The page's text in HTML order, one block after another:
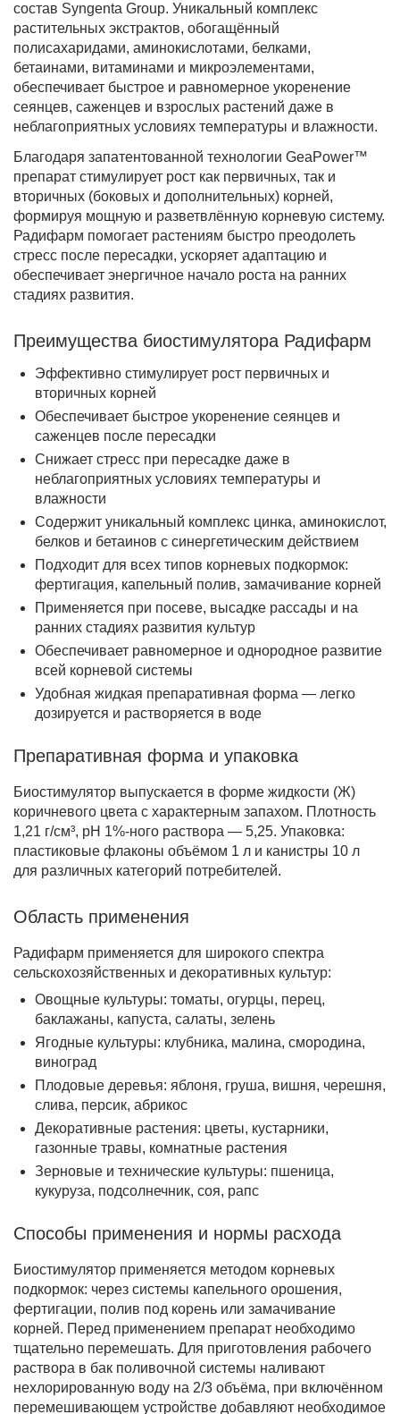
состав Syngenta Group. Уникальный комплекс
растительных экстрактов, обогащённый
полисахаридами, аминокислотами, белками,
бетаинами, витаминами и микроэлементами,
обеспечивает быстрое и равномерное укоренение
сеянцев, саженцев и взрослых растений даже в
неблагоприятных условиях температуры и влажности.
Благодаря запатентованной технологии GeaPower™
препарат стимулирует рост как первичных, так и
вторичных (боковых и дополнительных) корней,
формируя мощную и разветвлённую корневую систему.
Радифарм помогает растениям быстро преодолеть
стресс после пересадки, ускоряет адаптацию и
обеспечивает энергичное начало роста на ранних
стадиях развития.
Преимущества биостимулятора Радифарм
Эффективно стимулирует рост первичных и
вторичных корней
Обеспечивает быстрое укоренение сеянцев и
саженцев после пересадки
Снижает стресс при пересадке даже в
неблагоприятных условиях температуры и
влажности
Содержит уникальный комплекс цинка, аминокислот,
белков и бетаинов с синергетическим действием
Подходит для всех типов корневых подкормок:
фертигация, капельный полив, замачивание корней
Применяется при посеве, высадке рассады и на
ранних стадиях развития культур
Обеспечивает равномерное и однородное развитие
всей корневой системы
Удобная жидкая препаративная форма — легко
дозируется и растворяется в воде
Препаративная форма и упаковка
Биостимулятор выпускается в форме жидкости (Ж)
коричневого цвета с характерным запахом. Плотность
1,21 г/см³, pH 1%-ного раствора — 5,25. Упаковка:
пластиковые флаконы объёмом 1 л и канистры 10 л
для различных категорий потребителей.
Область применения
Радифарм применяется для широкого спектра
сельскохозяйственных и декоративных культур:
Овощные культуры: томаты, огурцы, перец,
баклажаны, капуста, салаты, зелень
Ягодные культуры: клубника, малина, смородина,
виноград
Плодовые деревья: яблоня, груша, вишня, черешня,
слива, персик, абрикос
Декоративные растения: цветы, кустарники,
газонные травы, комнатные растения
Зерновые и технические культуры: пшеница,
кукуруза, подсолнечник, соя, рапс
Способы применения и нормы расхода
Биостимулятор применяется методом корневых
подкормок: через системы капельного орошения,
фертигации, полив под корень или замачивание
корней. Перед применением препарат необходимо
тщательно перемешать. Для приготовления рабочего
раствора в бак поливочной системы наливают
нехлорированную воду на 2/3 объёма, при включённом
перемешивающем устройстве добавляют необходимое